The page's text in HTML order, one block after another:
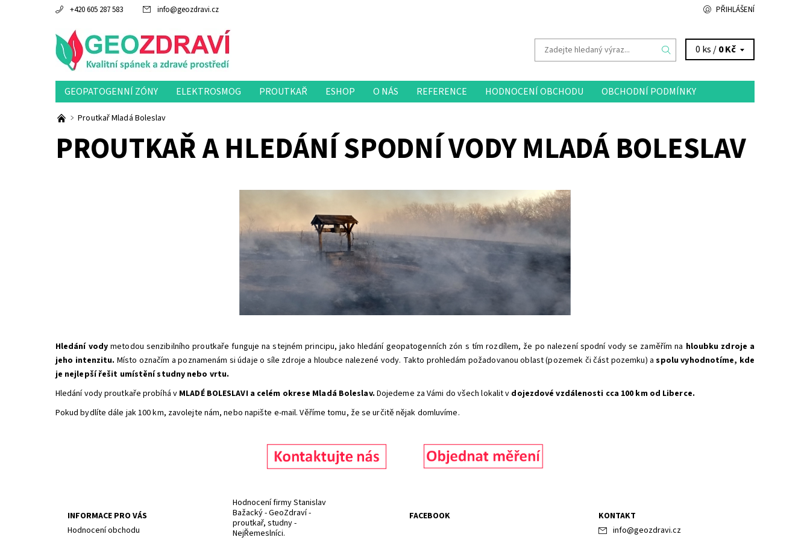
+420 605 287 583 info@geozdravi.cz PŘIHLÁŠENÍ
0 ks /0 Kč
GEOPATOGENNÍ ZÓNY ELEKTROSMOG PROUTKAŘ ESHOP O NÁS REFERENCE HODNOCENÍ OBCHODU OBCHODNÍ PODMÍNKY
Proutkař Mladá Boleslav
PROUTKAŘ A HLEDÁNÍ SPODNÍ VODY MLADÁ BOLESLAV
Hledání vody metodou senzibilního proutkaře funguje na stejném principu, jako hledání geopatogenních zón s tím rozdílem, že po nalezení spodní vody se zaměřím na hloubku zdroje a
jeho intenzitu. Místo označím a poznamenám si údaje o síle zdroje a hloubce nalezené vody. Takto prohledám požadovanou oblast (pozemek či část pozemku) aspoluvyhodnotíme, kde
je nejlepší řešit umístění studny nebo vrtu.
Hledání vody proutkaře probíhá v MLADÉ BOLESLAVI a celém okrese Mladá Boleslav. Dojedeme za Vámi do všech lokalit v dojezdové vzdálenosti cca 100 km od Liberce.
Pokud bydlíte dále jak 100 km, zavolejte nám, nebo napište e-mail. Věříme tomu, že se určitě nějak domluvíme.
INFORMACE PRO VÁS
Hodnocení obchodu
Hodnocení firmy Stanislav
Bažacký - GeoZdraví -
proutkař, studny -
NejŘemeslníci.
FACEBOOK
KONTAKT
info@geozdravi.cz